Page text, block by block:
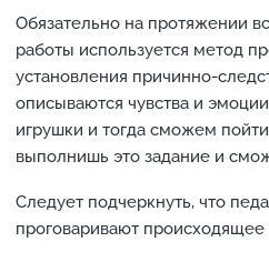
Обязательно на протяжении
работы используется метод
установления причинно-
описываются чувства и
игрушки и тогда сможем
выполнишь это задание и
Следует подчеркнуть, что
проговаривают